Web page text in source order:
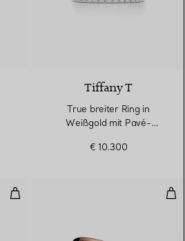
Tiffany T
True breiter Ring in
Weißgold mit Pavé-
€ 10.300
True breiter Ring in Weißgold